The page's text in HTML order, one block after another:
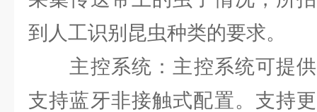
到人工识别昆虫种类的要求。
主控系统：主控系统可提供
支持蓝牙非接触式配置。支持